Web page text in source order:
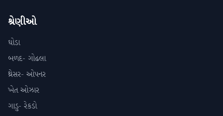
શ્રેણીઓ
ઘોડા
બળદ- ગોઢલા
થ્રેસર- ઓપનર
ખેત ઓઝાર
ગાડુ- રેકડો